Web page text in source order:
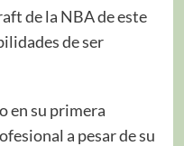
de la NBA de este
de ser
en su primera
a pesar de su